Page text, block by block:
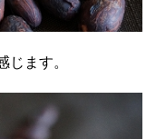
じます。